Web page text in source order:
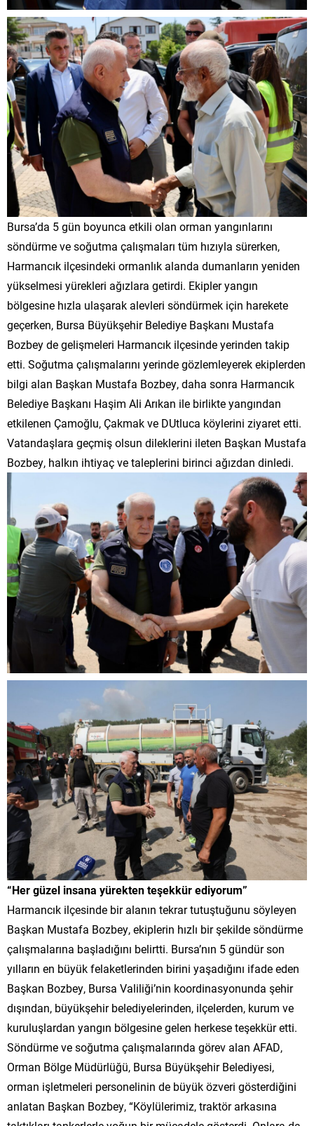
Bursa’da 5 gün boyunca etkili olan orman yangınlarını
söndürme ve soğutma çalışmaları tüm hızıyla sürerken,
Harmancık ilçesindeki ormanlık alanda dumanların yeniden
yükselmesi yürekleri ağızlara getirdi. Ekipler yangın
bölgesine hızla ulaşarak alevleri söndürmek için harekete
geçerken, Bursa Büyükşehir Belediye Başkanı Mustafa
Bozbey de gelişmeleri Harmancık ilçesinde yerinden takip
etti. Soğutma çalışmalarını yerinde gözlemleyerek ekiplerden
bilgi alan Başkan Mustafa Bozbey, daha sonra Harmancık
Belediye Başkanı Haşim Ali Arıkan ile birlikte yangından
etkilenen Çamoğlu, Çakmak ve DUtluca köylerini ziyaret etti.
Vatandaşlara geçmiş olsun dileklerini ileten Başkan Mustafa
Bozbey, halkın ihtiyaç ve taleplerini birinci ağızdan dinledi.
“Her güzel insana yürekten teşekkür ediyorum”
Harmancık ilçesinde bir alanın tekrar tutuştuğunu söyleyen
Başkan Mustafa Bozbey, ekiplerin hızlı bir şekilde söndürme
çalışmalarına başladığını belirtti. Bursa’nın 5 gündür son
yılların en büyük felaketlerinden birini yaşadığını ifade eden
Başkan Bozbey, Bursa Valiliği’nin koordinasyonunda şehir
dışından, büyükşehir belediyelerinden, ilçelerden, kurum ve
kuruluşlardan yangın bölgesine gelen herkese teşekkür etti.
Söndürme ve soğutma çalışmalarında görev alan AFAD,
Orman Bölge Müdürlüğü, Bursa Büyükşehir Belediyesi,
orman işletmeleri personelinin de büyük özveri gösterdiğini
anlatan Başkan Bozbey, “Köylülerimiz, traktör arkasına